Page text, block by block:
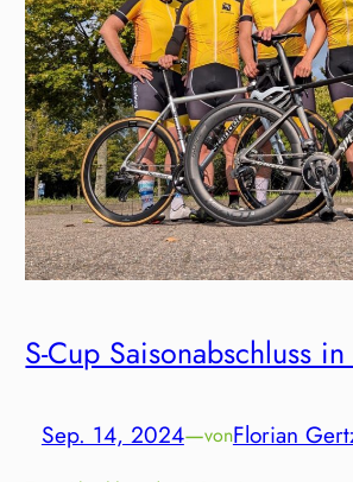
S-Cup Saisonabschluss
Sep. 14, 2024—vonFlorian